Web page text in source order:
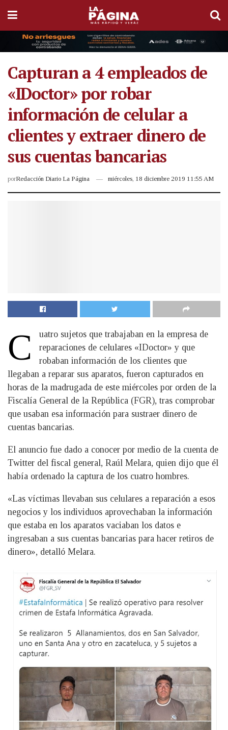
Capturan a 4 empleados de
«IDoctor» por robar
información de celular a
clientes y extraer dinero de
sus cuentas bancarias
porRedacción Diario La Página miércoles, 18 diciembre 2019 11:55 AM
C
uatro sujetos que trabajaban en la empresa de
reparaciones de celulares «IDoctor» y que
robaban información de los clientes que
llegaban a reparar sus aparatos, fueron capturados en
horas de la madrugada de este miércoles por orden de la
Fiscalía General de la República (FGR), tras comprobar
que usaban esa información para sustraer dinero de
cuentas bancarias.
El anuncio fue dado a conocer por medio de la cuenta de
Twitter del fiscal general, Raúl Melara, quien dijo que él
había ordenado la captura de los cuatro hombres.
«Las víctimas llevaban sus celulares a reparación a esos
negocios y los individuos aprovechaban la información
que estaba en los aparatos vaciaban los datos e
ingresaban a sus cuentas bancarias para hacer retiros de
dinero», detalló Melara.